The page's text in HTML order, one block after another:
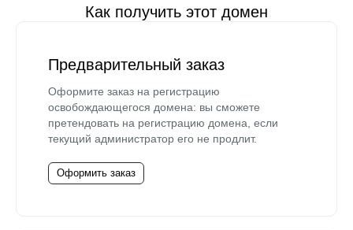
Как получить этот домен
Предварительный заказ
Оформите заказ на регистрацию
освобождающегося домена: вы сможете
претендовать на регистрацию домена, если
текущий администратор его не продлит.
Оформить заказ